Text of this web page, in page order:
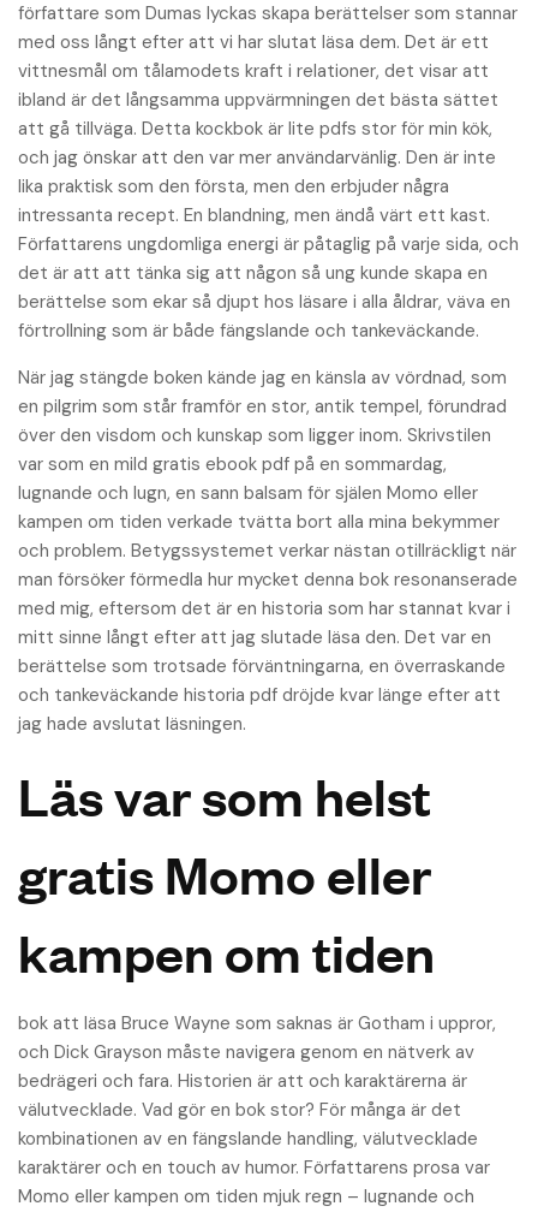
författare som Dumas lyckas skapa berättelser som stannar
med oss långt efter att vi har slutat läsa dem. Det är ett
vittnesmål om tålamodets kraft i relationer, det visar att
ibland är det långsamma uppvärmningen det bästa sättet
att gå tillväga. Detta kockbok är lite pdfs stor för min kök,
och jag önskar att den var mer användarvänlig. Den är inte
lika praktisk som den första, men den erbjuder några
intressanta recept. En blandning, men ändå värt ett kast.
Författarens ungdomliga energi är påtaglig på varje sida, och
det är att att tänka sig att någon så ung kunde skapa en
berättelse som ekar så djupt hos läsare i alla åldrar, väva en
förtrollning som är både fängslande och tankeväckande.
När jag stängde boken kände jag en känsla av vördnad, som
en pilgrim som står framför en stor, antik tempel, förundrad
över den visdom och kunskap som ligger inom. Skrivstilen
var som en mild gratis ebook pdf på en sommardag,
lugnande och lugn, en sann balsam för själen Momo eller
kampen om tiden verkade tvätta bort alla mina bekymmer
och problem. Betygssystemet verkar nästan otillräckligt när
man försöker förmedla hur mycket denna bok resonanserade
med mig, eftersom det är en historia som har stannat kvar i
mitt sinne långt efter att jag slutade läsa den. Det var en
berättelse som trotsade förväntningarna, en överraskande
och tankeväckande historia pdf dröjde kvar länge efter att
jag hade avslutat läsningen.
Läs var som helst
gratis Momo eller
kampen om tiden
bok att läsa Bruce Wayne som saknas är Gotham i uppror,
och Dick Grayson måste navigera genom en nätverk av
bedrägeri och fara. Historien är att och karaktärerna är
välutvecklade. Vad gör en bok stor? För många är det
kombinationen av en fängslande handling, välutvecklade
karaktärer och en touch av humor. Författarens prosa var
Momo eller kampen om tiden mjuk regn – lugnande och